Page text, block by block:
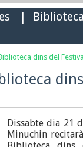
Biblioteca
dins del
Dissabte dia 21
Minuchin